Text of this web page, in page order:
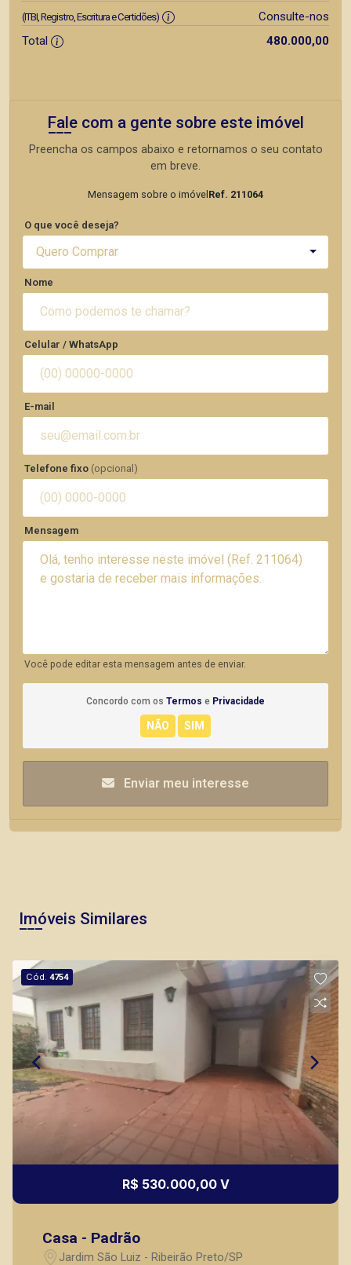
(ITBI, Registro, Escritura e Certidões)
Consulte-nos
Total
480.000,00
Fale com a gente sobre este imóvel
Preencha os campos abaixo e retornamos o seu contato
em breve.
Mensagem sobre o imóvel Ref. 211064
O que você deseja?
Quero Comprar
Nome
Celular / WhatsApp
E-mail
Telefone fixo (opcional)
Mensagem
Você pode editar esta mensagem antes de enviar.
Concordo com os Termos e Privacidade
Enviar meu interesse
Imóveis Similares
Cód.4754
R$ 530.000,00 V
Casa - Padrão
Jardim São Luiz - Ribeirão Preto/SP